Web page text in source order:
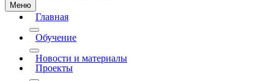
Меню
Главная
More about: Главная
Обучение
More about: Обучение
Новости и материалы
Проекты